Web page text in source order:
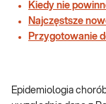
Kiedy nie
Najczęstsze
Przygotowanie
Epidemiologia